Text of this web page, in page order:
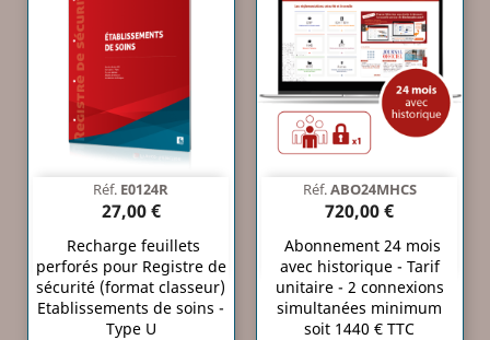
Réf. E0124R
27,00 €
Recharge feuillets
perforés pour Registre de
sécurité (format classeur)
Etablissements de soins -
Type U
Réf.ABO24MHCS
720,00 €
Abonnement 24 mois
avec historique - Tarif
unitaire - 2 connexions
simultanées minimum
soit 1440 € TTC